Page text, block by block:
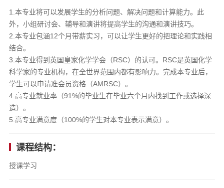
1.本专业将可以发展学生的分析问题、解决问题和计算能力。此
外，小组研讨会、辅导和演讲将提高学生的沟通和演讲技巧。
2.本专业包涵12个月带薪实习，可以让学生更好的把理论和实践相
结合。
3.本专业得到英国皇家化学学会（RSC）的认可。RSC是英国化学
科学家的专业机构，在全世界范围内都有影响力。完成本专业后，
学生可以申请准会员资格（AMRSC）。
4.高专业就业率（91%的毕业生在毕业六个月内找到工作或选择深
造）。
5.高专业满意度（100%的学生对本专业表示满意）。
课程结构：
授课学习